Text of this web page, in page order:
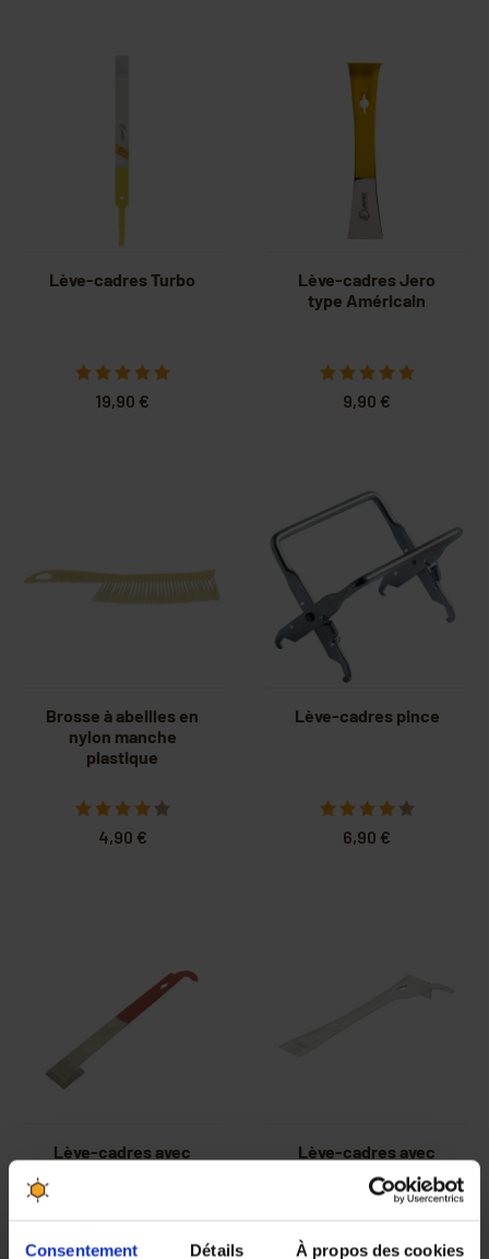
Consentement Détails À propos des cookies
Lève-cadres Turbo
19,90 €
Lève-cadres Jero
type Américain
9,90 €
Brosse à abeilles en
nylon manche
plastique
4,90 €
Lève-cadres pince
6,90 €
Lève-cadres avec
Lève-cadres avec
crochet inox